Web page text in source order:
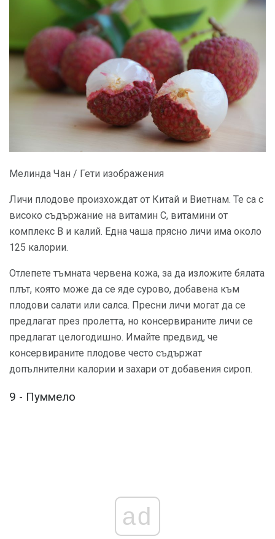
Мелинда Чан / Гети изображения
Личи плодове произхождат от Китай и Виетнам. Те са с
високо съдържание на витамин С, витамини от
комплекс В и калий. Една чаша прясно личи има около
125 калории.
Отлепете тъмната червена кожа, за да изложите бялата
плът, която може да се яде сурово, добавена към
плодови салати или салса. Пресни личи могат да се
предлагат през пролетта, но консервираните личи се
предлагат целогодишно. Имайте предвид, че
консервираните плодове често съдържат
допълнителни калории и захари от добавения сироп.
9 - Пуммело
ad